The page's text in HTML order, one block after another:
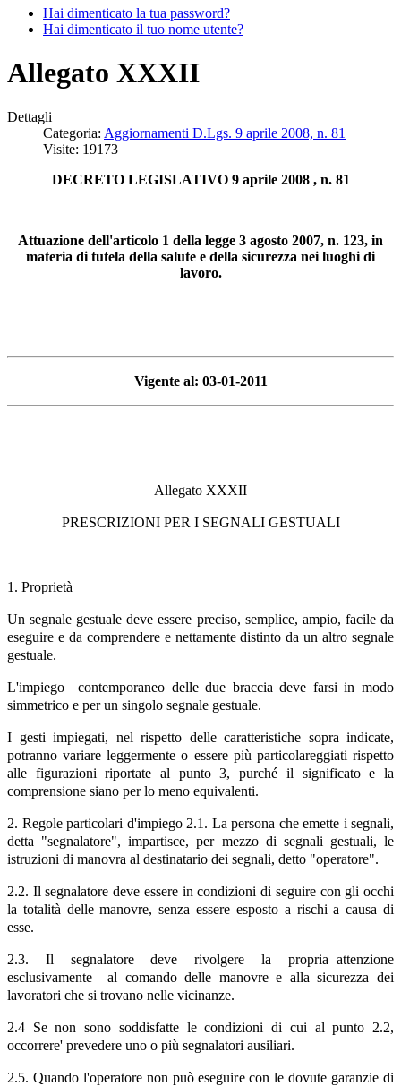
Hai dimenticato la tua password?
Hai dimenticato il tuo nome utente?
Allegato XXXII
Dettagli
Categoria: Aggiornamenti D.Lgs. 9 aprile 2008, n. 81
Visite: 19173
DECRETO LEGISLATIVO 9 aprile 2008 , n. 81
Attuazione dell'articolo 1 della legge 3 agosto 2007, n. 123, in
materia di tutela della salute e della sicurezza nei luoghi di
lavoro.
Vigente al: 03-01-2011
Allegato XXXII
PRESCRIZIONI PER I SEGNALI GESTUALI
1. Proprietà
Un segnale gestuale deve essere preciso, semplice, ampio, facile da
eseguire e da comprendere e nettamente distinto da un altro segnale
gestuale.
L'impiego contemporaneo delle due braccia deve farsi in modo
simmetrico e per un singolo segnale gestuale.
I gesti impiegati, nel rispetto delle caratteristiche sopra indicate,
potranno variare leggermente o essere più particolareggiati rispetto
alle figurazioni riportate al punto 3, purché il significato e la
comprensione siano per lo meno equivalenti.
2. Regole particolari d'impiego 2.1. La persona che emette i segnali,
detta "segnalatore", impartisce, per mezzo di segnali gestuali, le
istruzioni di manovra al destinatario dei segnali, detto "operatore".
2.2. Il segnalatore deve essere in condizioni di seguire con gli occhi
la totalità delle manovre, senza essere esposto a rischi a causa di
esse.
2.3. Il segnalatore deve rivolgere la propria attenzione
esclusivamente al comando delle manovre e alla sicurezza dei
lavoratori che si trovano nelle vicinanze.
2.4 Se non sono soddisfatte le condizioni di cui al punto 2.2,
occorrere' prevedere uno o più segnalatori ausiliari.
2.5. Quando l'operatore non può eseguire con le dovute garanzie di